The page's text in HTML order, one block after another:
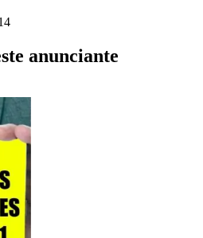
anunciante